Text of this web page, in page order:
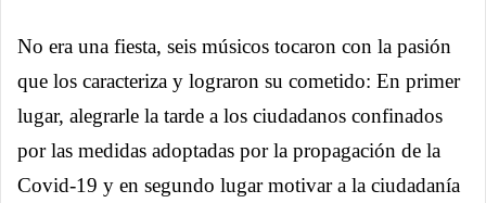
No era una fiesta, seis músicos tocaron con la pasión
que los caracteriza y lograron su cometido: En primer
lugar, alegrarle la tarde a los ciudadanos confinados
por las medidas adoptadas por la propagación de la
Covid-19 y en segundo lugar motivar a la ciudadanía